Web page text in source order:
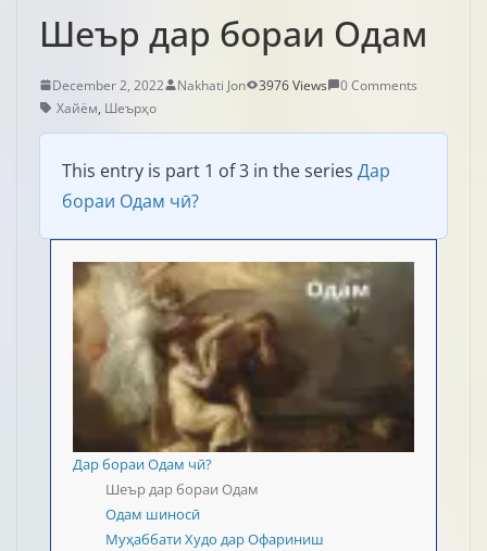
Шеър дар бораи Одам
December 2, 2022 Nakhati Jon 3976 Views
0 Comments
Хайём, Шеърҳо
This entry is part 1 of 3 in the series Дар
бораи Одам чӣ?
Дар бораи Одам чӣ?
Шеър дар бораи Одам
Одам шиносӣ
Муҳаббати Худо дар Офариниш